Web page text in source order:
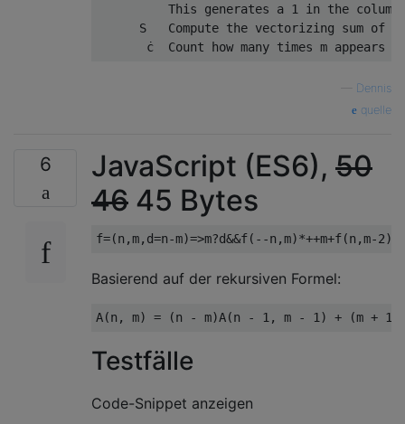
This generates a 1 in the
S   Compute the vectorizing sum of
Dennis
quelle
6 JavaScript (ES6), 50
46 45 Bytes
Basierend auf der rekursiven Formel:
Testfälle
Code-Snippet anzeigen